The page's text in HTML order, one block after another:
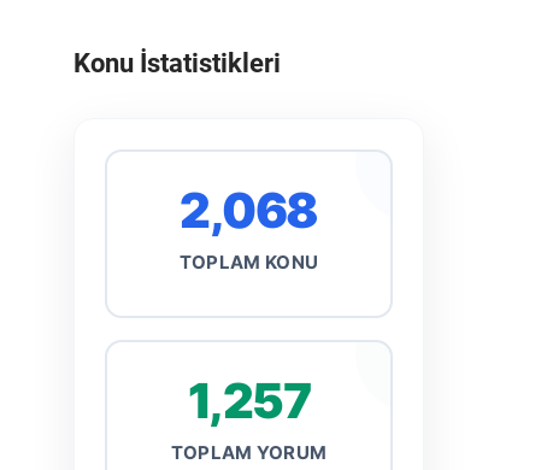
Konu İstatistikleri
2,068
TOPLAM KONU
1,257
TOPLAM YORUM